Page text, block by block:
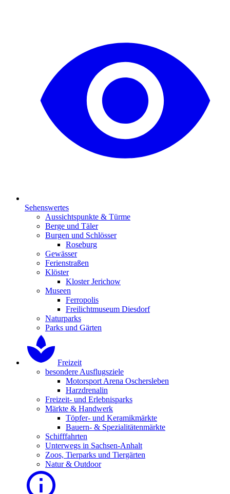
Sehenswertes
Aussichtspunkte & Türme
Berge und Täler
Burgen und Schlösser
Roseburg
Gewässer
Ferienstraßen
Klöster
Kloster Jerichow
Museen
Ferropolis
Freilichtmuseum Diesdorf
Naturparks
Parks und Gärten
Freizeit
besondere Ausflugsziele
Motorsport Arena Oschersleben
Harzdrenalin
Freizeit- und Erlebnisparks
Märkte & Handwerk
Töpfer- und Keramikmärkte
Bauern- & Spezialitätenmärkte
Schifffahrten
Unterwegs in Sachsen-Anhalt
Zoos, Tierparks und Tiergärten
Natur & Outdoor